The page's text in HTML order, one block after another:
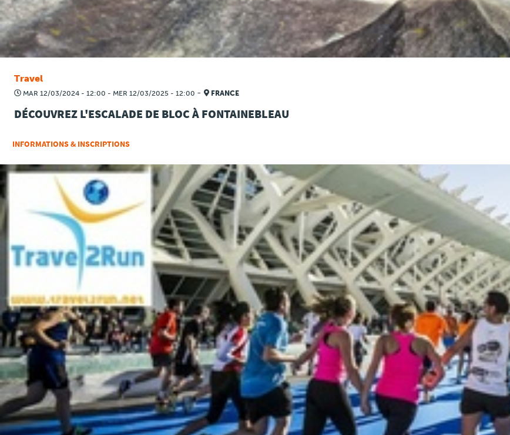
Travel
MAR 12/03/2024 - 12:00 - MER 12/03/2025 - 12:00 - FRANCE
DÉCOUVREZ L'ESCALADE DE BLOC À FONTAINEBLEAU
INFORMATIONS & INSCRIPTIONS